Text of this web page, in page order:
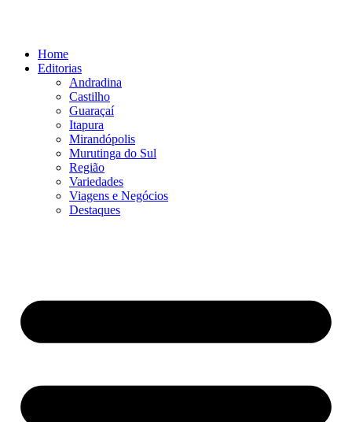
conteúdoHome
Editorias
Andradina
Castilho
Guaraçaí
Itapura
Mirandópolis
Murutinga do Sul
Região
Variedades
Viagens e Negócios
Destaques